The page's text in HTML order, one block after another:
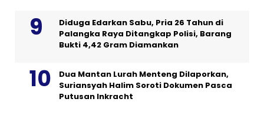
Diduga Edarkan Sabu, Pria 26 Tahun di
Palangka Raya Ditangkap Polisi, Barang
Bukti 4,42 Gram Diamankan
Dua Mantan Lurah Menteng Dilaporkan,
Suriansyah Halim Soroti Dokumen Pasca
Putusan Inkracht